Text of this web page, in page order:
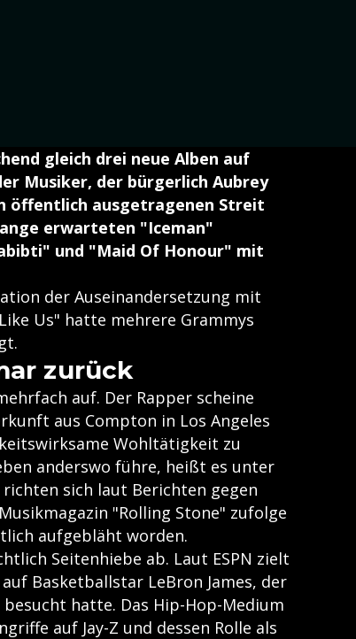
gleich drei neue Alben auf
Musiker, der bürgerlich Aubrey
öffentlich ausgetragenen Streit
erwarteten "Iceman"
und "Maid Of Honour" mit
der Auseinandersetzung mit
Us" hatte mehrere Grammys
zurück
auf. Der Rapper scheine
aus Compton in Los Angeles
Wohltätigkeit zu
anderswo führe, heißt es unter
richten sich laut Berichten gegen
"Rolling Stone" zufolge
aufgebläht worden.
Seitenhiebe ab. Laut ESPN zielt
Basketballstar LeBron James, der
hatte. Das Hip-Hop-Medium
auf Jay-Z und dessen Rolle als